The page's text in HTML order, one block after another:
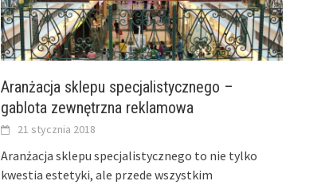
Aranżacja sklepu specjalistycznego –
gablota zewnętrzna reklamowa
21 stycznia 2018
Aranżacja sklepu specjalistycznego to nie tylko
kwestia estetyki, ale przede wszystkim